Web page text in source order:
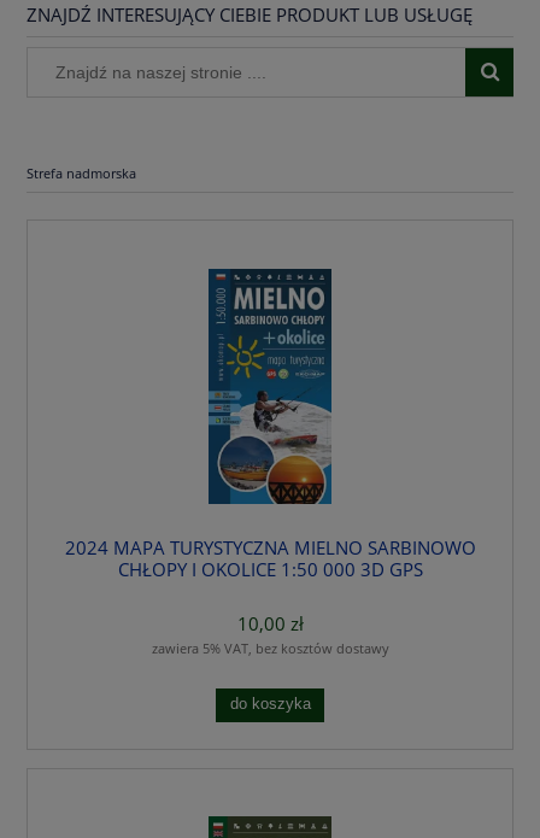
ZNAJDŹ INTERESUJĄCY CIEBIE PRODUKT LUB USŁUGĘ
Strefa nadmorska
2024 MAPA TURYSTYCZNA MIELNO SARBINOWO
CHŁOPY I OKOLICE 1:50 000 3D GPS
10,00 zł
zawiera 5% VAT, bez kosztów dostawy
do koszyka